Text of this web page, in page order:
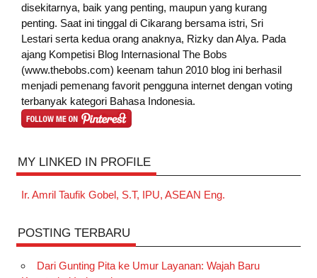
disekitarnya, baik yang penting, maupun yang kurang
penting. Saat ini tinggal di Cikarang bersama istri, Sri
Lestari serta kedua orang anaknya, Rizky dan Alya. Pada
ajang Kompetisi Blog Internasional The Bobs
(www.thebobs.com) keenam tahun 2010 blog ini berhasil
menjadi pemenang favorit pengguna internet dengan voting
terbanyak kategori Bahasa Indonesia.
MY LINKED IN PROFILE
Ir. Amril Taufik Gobel, S.T, IPU, ASEAN Eng.
POSTING TERBARU
Dari Gunting Pita ke Umur Layanan: Wajah Baru